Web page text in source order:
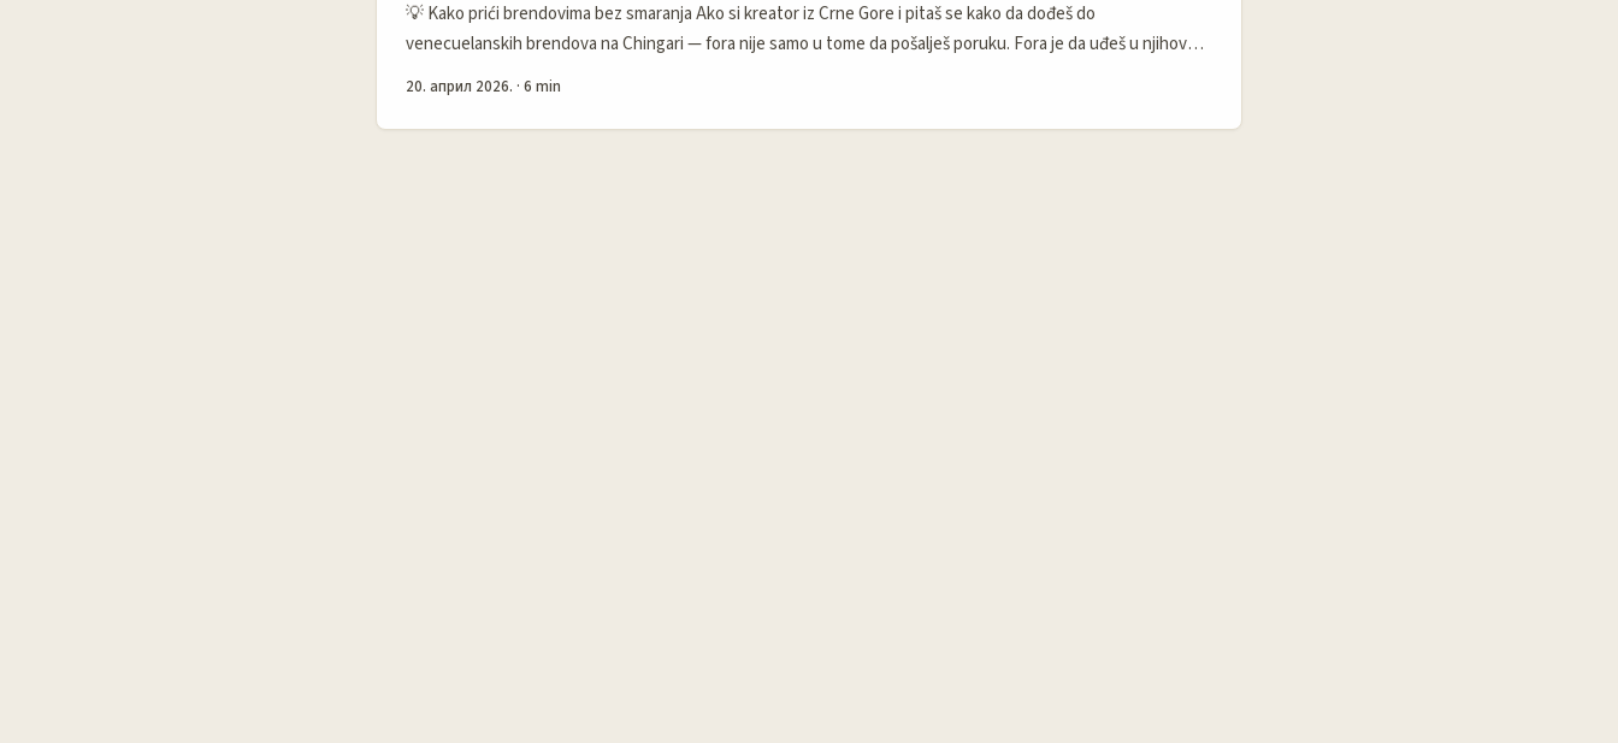
💡 Kako prići brendovima bez smaranja Ako si kreator iz Crne Gore i pitaš se kako da dođeš do
venecuelanskih brendova na Chingari — fora nije samo u tome da pošalješ poruku. Fora je da uđeš u njihov
svijet. Da im pokažeš da ne tražiš “još jednu saradnju”, nego priču koja može da prođe kao dobar lokalni
20. април 2026. · 6 min